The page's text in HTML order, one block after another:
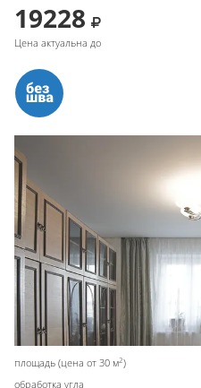
19228
Цена актуальна до
площадь (цена от 30 м2)
обработка угла